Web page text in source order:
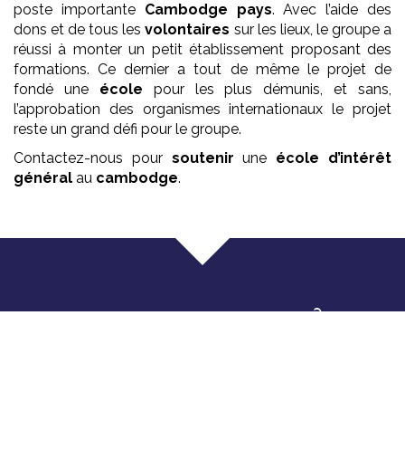
poste importante Cambodge pays. Avec l’aide des
dons et de tous lesvolontaires sur les lieux, le groupe a
réussi à monter un petit établissement proposant des
formations. Ce dernier a tout de même le projet de
fondé une école pour les plus démunis, et sans,
l’approbation des organismes internationaux le projet
reste un grand défi pour le groupe.
Contactez-nous pour soutenir une école
d’intérêt
général au cambodge.
Que faisons nous ?